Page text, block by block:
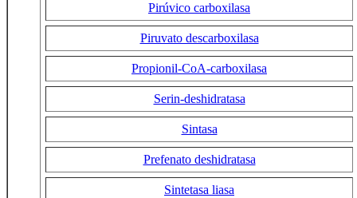
Pirúvico carboxilasa
Piruvato descarboxilasa
Propionil-CoA-carboxilasa
Serin-deshidratasa
Sintasa
Prefenato deshidratasa
Sintetasa liasa